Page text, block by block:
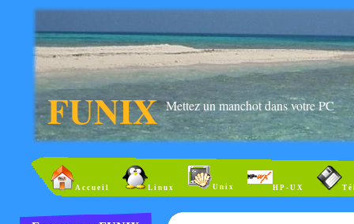
FUNIX Mettez un manchot dans votre PC
Accueil Linux Unix HP-UX